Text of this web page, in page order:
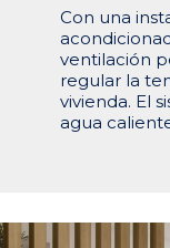
Con una
ventilación
regular la
vivienda. El
agua